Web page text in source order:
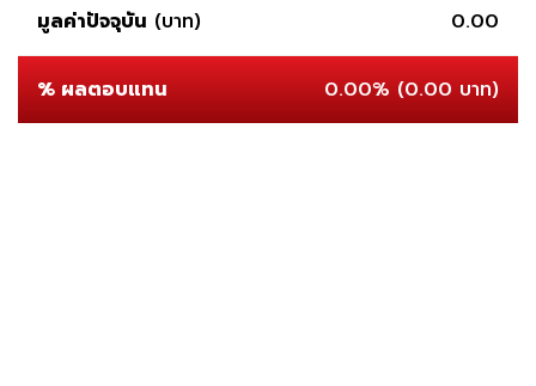
มูลค่าปัจจุบัน (บาท) 0.00
% ผลตอบแทน 0.00% (0.00 บาท)